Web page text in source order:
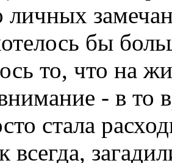
личных
бы
то, что на
- в то
стала